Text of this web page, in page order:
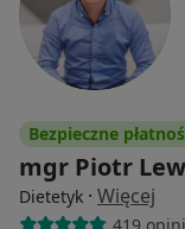
Bezpieczne
mgr Piotr
Dietetyk · Więcej
419